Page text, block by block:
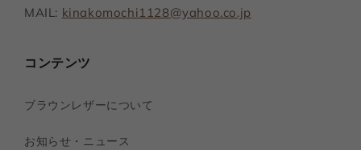
MAIL: kinakomochi1128@yahoo.co.jp
コンテンツ
ブラウンレザーについて
お知らせ・ニュース